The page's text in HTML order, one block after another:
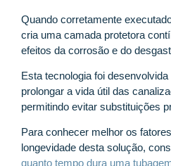
Quando corretamente
cria uma camada protetora
efeitos da corrosão e do
Esta tecnologia foi
prolongar a vida útil das
permitindo evitar substituições
Para conhecer melhor os
longevidade desta solução,
quanto tempo dura uma